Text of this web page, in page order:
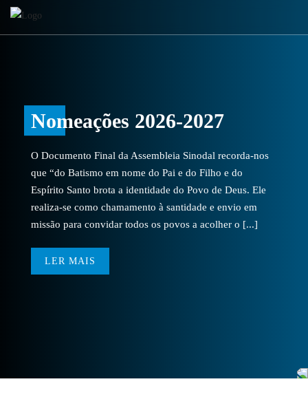
Nomeações 2026-2027
O Documento Final da Assembleia Sinodal recorda-nos
que “do Batismo em nome do Pai e do Filho e do
Espírito Santo brota a identidade do Povo de Deus. Ele
realiza-se como chamamento à santidade e envio em
missão para convidar todos os povos a acolher o [...]
LER MAIS